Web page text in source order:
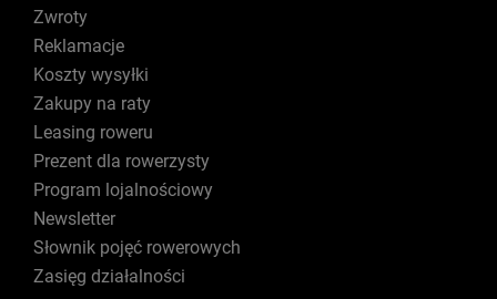
Zwroty
Reklamacje
Koszty wysyłki
Zakupy na raty
Leasing roweru
Prezent dla rowerzysty
Program lojalnościowy
Newsletter
Słownik pojęć rowerowych
Zasięg działalności